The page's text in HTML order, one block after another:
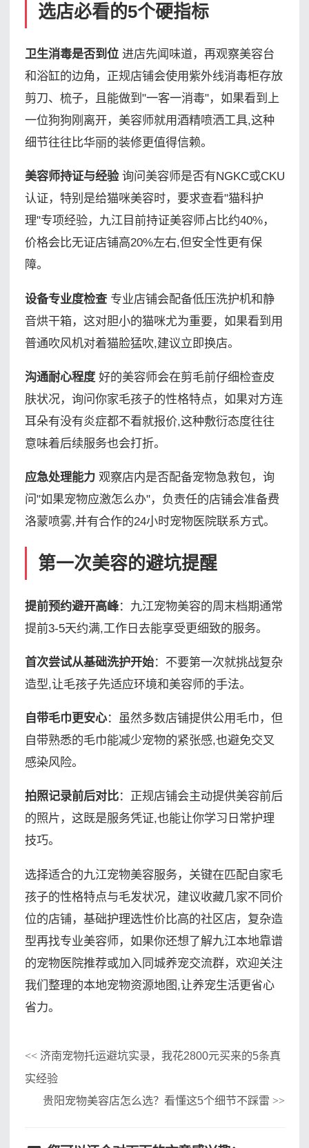
选店必看的5个硬指标
卫生消毒是否到位进店先闻味道，再观察美容台
和浴缸的边角，正规店铺会使用紫外线消毒柜存放
剪刀、梳子，且能做到"一客一消毒"，如果看到上
一位狗狗刚离开，美容师就用酒精喷洒工具,这种
细节往往比华丽的装修更值得信赖。
美容师持证与经验询问美容师是否有NGKC或CKU
认证，特别是给猫咪美容时，要求查看"猫科护
理"专项经验，九江目前持证美容师占比约40%，
价格会比无证店铺高20%左右,但安全性更有保
障。
设备专业度检查专业店铺会配备低压洗护机和静
音烘干箱，这对胆小的猫咪尤为重要，如果看到用
普通吹风机对着猫脸猛吹,建议立即换店。
沟通耐心程度好的美容师会在剪毛前仔细检查皮
肤状况，询问你家毛孩子的性格特点，如果对方连
耳朵有没有炎症都不看就报价,这种敷衍态度往往
意味着后续服务也会打折。
应急处理能力观察店内是否配备宠物急救包，询
问"如果宠物应激怎么办"，负责任的店铺会准备费
洛蒙喷雾,并有合作的24小时宠物医院联系方式。
第一次美容的避坑提醒
提前预约避开高峰：九江宠物美容的周末档期通常
提前3-5天约满,工作日去能享受更细致的服务。
首次尝试从基础洗护开始：不要第一次就挑战复杂
造型,让毛孩子先适应环境和美容师的手法。
自带毛巾更安心：虽然多数店铺提供公用毛巾，但
自带熟悉的毛巾能减少宠物的紧张感,也避免交叉
感染风险。
拍照记录前后对比：正规店铺会主动提供美容前后
的照片，这既是服务凭证,也能让你学习日常护理
技巧。
选择适合的九江宠物美容服务，关键在匹配自家毛
孩子的性格特点与毛发状况，建议收藏几家不同价
位的店铺，基础护理选性价比高的社区店，复杂造
型再找专业美容师，如果你还想了解九江本地靠谱
的宠物医院推荐或加入同城养宠交流群，欢迎关注
我们整理的本地宠物资源地图,让养宠生活更省心
省力。
<<济南宠物托运避坑实录，我花2800元买来的5条真
实经验
贵阳宠物美容店怎么选？看懂这5个细节不踩雷 >>